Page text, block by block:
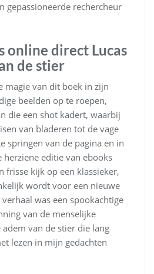
gepassioneerde rechercheur
online direct Lucas
de stier
magie van dit boek in zijn
beelden op te roepen,
die een shot kadert, waarbij
van bladeren tot de vage
springen van de pagina en in
editie van ebooks
frisse kijk op een klassieker,
wordt voor een nieuwe
was een spookachtige
van de menselijke
van de stier die lang
lezen in mijn gedachten